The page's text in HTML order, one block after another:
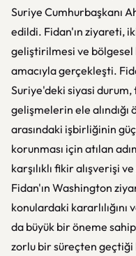
Suriye Cumhurbaşkanı
edildi. Fidan'ın ziyareti,
geliştirilmesi ve bölgesel
amacıyla gerçekleşti.
Suriye'deki siyasi
gelişmelerin ele
arasındaki işbirliğinin
korunması için atılan
karşılıklı fikir alışverişi
Fidan'ın Washington
konulardaki kararlılığını
da büyük bir öneme
zorlu bir süreçten